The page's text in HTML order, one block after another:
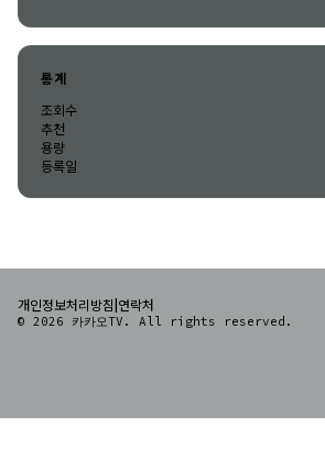
통계
조회수
추천
용량
등록일
개인정보처리방침|연락처
© 2026 카카오TV. All rights reserved.